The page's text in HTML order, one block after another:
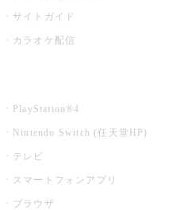
サイトガイド
カラオケ配信
PlayStation®4
Nintendo Switch (任天堂HP)
テレビ
スマートフォンアプリ
ブラウザ